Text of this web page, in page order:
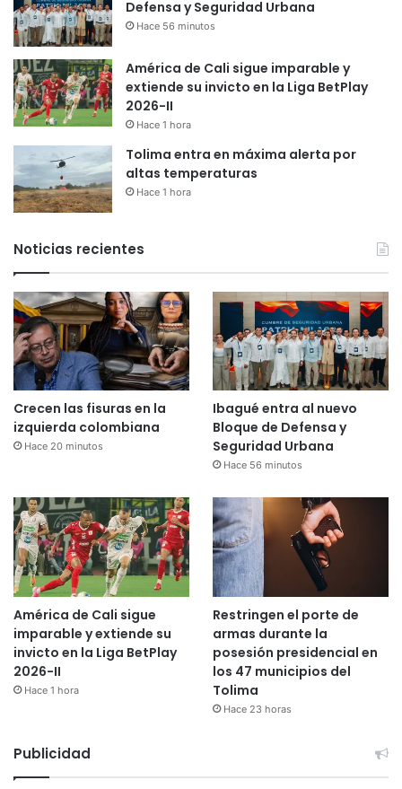
Defensa y Seguridad Urbana
Hace 56 minutos
América de Cali sigue imparable y
extiende su invicto en la Liga BetPlay
2026-II
Hace 1 hora
Tolima entra en máxima alerta por
altas temperaturas
Hace 1 hora
Noticias recientes
Crecen las fisuras en la
izquierda colombiana
Hace 20 minutos
Ibagué entra al nuevo
Bloque de Defensa y
Seguridad Urbana
Hace 56 minutos
América de Cali sigue
imparable y extiende su
invicto en la Liga BetPlay
2026-II
Hace 1 hora
Restringen el porte de
armas durante la
posesión presidencial en
los 47 municipios del
Tolima
Hace 23 horas
Publicidad